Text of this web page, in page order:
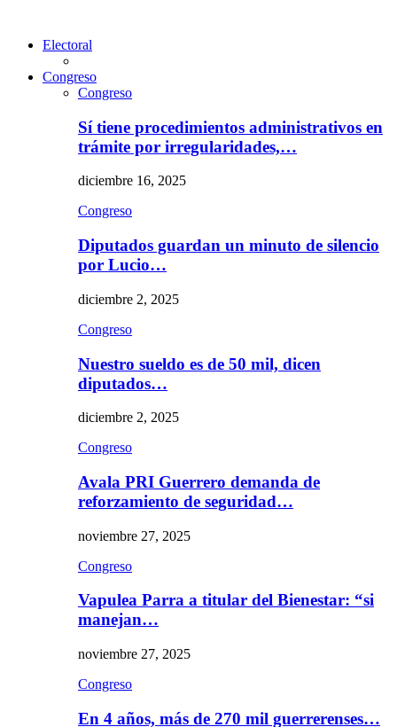
Electoral
Congreso
Congreso
Sí tiene procedimientos administrativos en
trámite por irregularidades,…
diciembre 16, 2025
Congreso
Diputados guardan un minuto de silencio
por Lucio…
diciembre 2, 2025
Congreso
Nuestro sueldo es de 50 mil, dicen
diputados…
diciembre 2, 2025
Congreso
Avala PRI Guerrero demanda de
reforzamiento de seguridad…
noviembre 27, 2025
Congreso
Vapulea Parra a titular del Bienestar: “si
manejan…
noviembre 27, 2025
Congreso
En 4 años, más de 270 mil guerrerenses…